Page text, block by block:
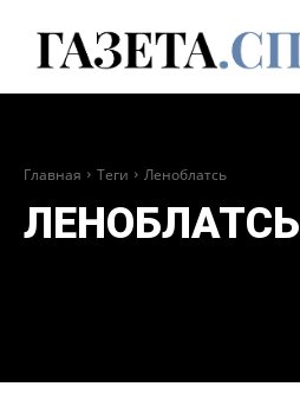
Главная Теги Леноблатсь
ЛЕНОБЛАТСЬ